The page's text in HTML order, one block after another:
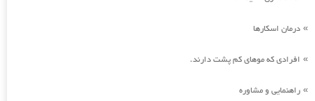
» درمان اسکارها
» افرادی که موهای کم پشت دارند.
» راهنمایی و مشاوره